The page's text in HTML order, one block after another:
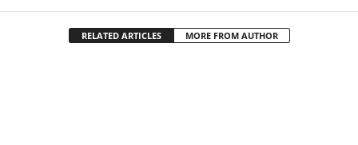
RELATED ARTICLES MORE FROM AUTHOR